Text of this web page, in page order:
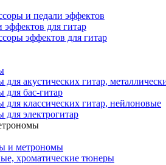
и педали эффектов
эффектов для гитар
эффектов для гитар
для акустических гитар,
для бас-гитар
для классических гитар, нейлоновые
для электрогитар
и метрономы
хроматические тюнеры